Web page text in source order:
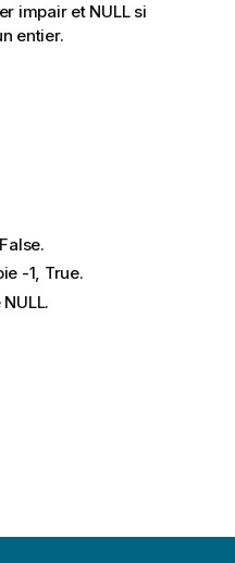
impair et NULLsi
entier.
False.
-1, True.
NULL.